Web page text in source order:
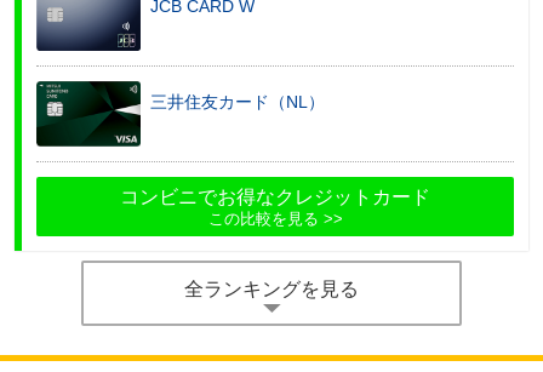
JCB CARD W
三井住友カード（NL）
コンビニでお得なクレジットカード
この比較を見る
全ランキングを見る